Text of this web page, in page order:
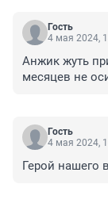
Гость
4 мая 2024,
Анжик жуть
месяцев не
Гость
4 мая 2024,
Герой нашего